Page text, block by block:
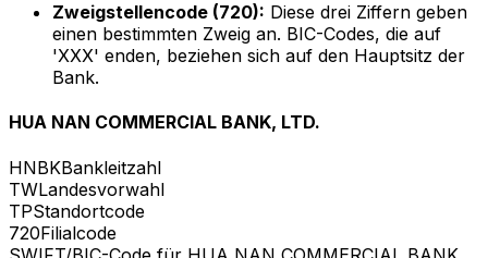
Zweigstellencode (720): Diese drei Ziffern geben
einen bestimmten Zweig an. BIC-Codes, die auf
'XXX' enden, beziehen sich auf den Hauptsitz der
Bank.
HUA NAN COMMERCIAL BANK, LTD.
HNBKBankleitzahl
TWLandesvorwahl
TPStandortcode
720Filialcode